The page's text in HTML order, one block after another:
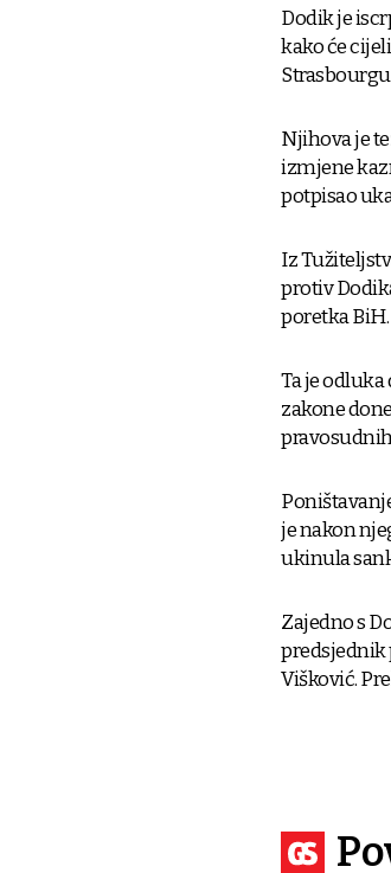
Dodik je
kako će
Njihova je
izmjene
potpisao
Iz
protiv
poretka BiH.
Ta je
zakone
je nakon
ukinula
Zajedno s
predsjednik
Višković.